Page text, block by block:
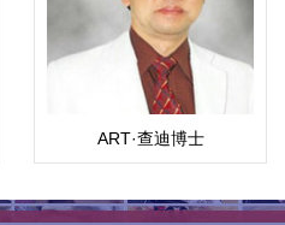
ART·查迪博士